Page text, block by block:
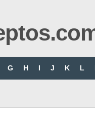
G H I J K L